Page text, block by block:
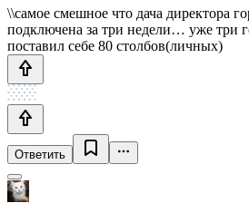
\\самое смешное что дача директора
подключена за три недели… уже три
поставил себе 80 столбов(личных)
Ответить